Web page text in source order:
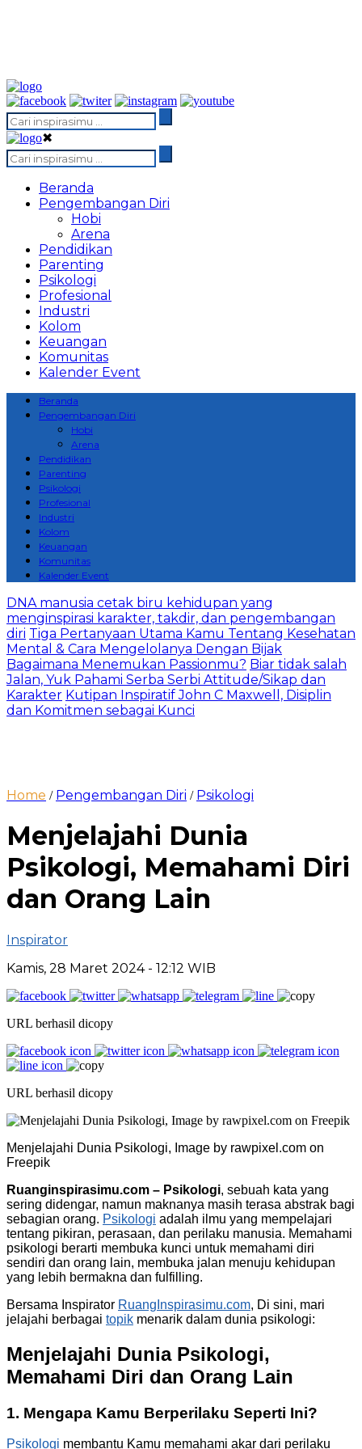
✖
Beranda
Pengembangan Diri
Hobi
Arena
Pendidikan
Parenting
Psikologi
Profesional
Industri
Kolom
Keuangan
Komunitas
Kalender Event
Beranda
Pengembangan Diri
Hobi
Arena
Pendidikan
Parenting
Psikologi
Profesional
Industri
Kolom
Keuangan
Komunitas
Kalender Event
DNA manusia cetak biru kehidupan yang
menginspirasi karakter, takdir, dan pengembangan
diri Tiga Pertanyaan Utama Kamu Tentang Kesehatan
Mental & Cara Mengelolanya Dengan Bijak
Bagaimana Menemukan Passionmu? Biar tidak salah
Jalan, Yuk Pahami Serba Serbi Attitude/Sikap dan
Karakter Kutipan Inspiratif John C Maxwell, Disiplin
dan Komitmen sebagai Kunci
Home / Pengembangan Diri / Psikologi
Menjelajahi Dunia
Psikologi, Memahami Diri
dan Orang Lain
Inspirator
Kamis, 28 Maret 2024 - 12:12 WIB
URL berhasil dicopy
URL berhasil dicopy
Menjelajahi Dunia Psikologi, Image by rawpixel.com on
Freepik
Ruanginspirasimu.com – Psikologi, sebuah kata yang
sering didengar, namun maknanya masih terasa abstrak bagi
sebagian orang. Psikologi adalah ilmu yang mempelajari
tentang pikiran, perasaan, dan perilaku manusia. Memahami
psikologi berarti membuka kunci untuk memahami diri
sendiri dan orang lain, membuka jalan menuju kehidupan
yang lebih bermakna dan fulfilling.
Bersama Inspirator RuangInspirasimu.com, Di sini, mari
jelajahi berbagai topik menarik dalam dunia psikologi:
Menjelajahi Dunia Psikologi,
Memahami Diri dan Orang Lain
1. Mengapa Kamu Berperilaku Seperti Ini?
Psikologi membantu Kamu memahami akar dari perilaku